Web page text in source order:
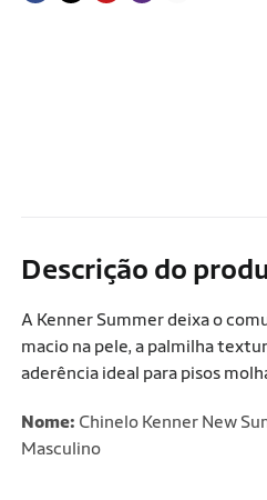
Descrição do
A Kenner Summer deixa o
macio na pele, a palmilha
aderência ideal para pisos
Nome: Chinelo Kenner New
Masculino